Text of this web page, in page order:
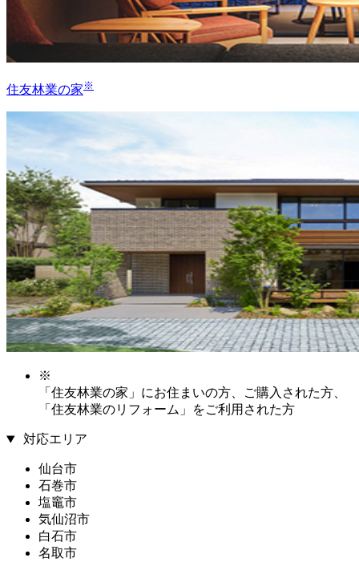
住友林業の家 ※
※
「住友林業の家」にお住まいの方、ご購入された方、
「住友林業のリフォーム」をご利用された方
対応エリア
仙台市
石巻市
塩竈市
気仙沼市
白石市
名取市